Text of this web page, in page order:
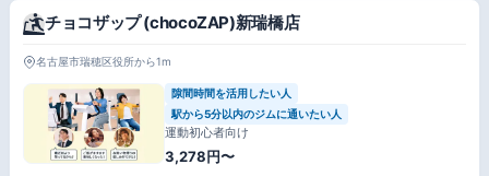
チョコザップ (chocoZAP)新瑞橋店
名古屋市瑞穂区役所から1m
隙間時間を活用したい人
駅から5分以内のジムに通いたい人
運動初心者向け
3,278円〜